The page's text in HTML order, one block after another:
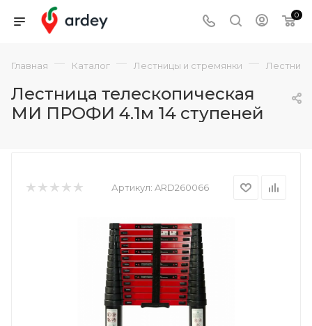
0
Главная — Каталог — Лестницы и стремянки —
Лестница телескопическая
МИ ПРОФИ 4.1м 14 ступеней
Артикул: ARD260066